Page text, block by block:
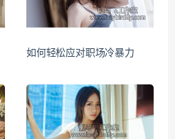
如何轻松应对职场冷暴力